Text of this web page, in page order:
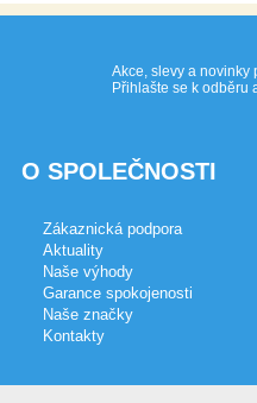
Akce, slevy a novinky
Přihlašte se k odběru
O SPOLEČNOSTI
Zákaznická podpora
Aktuality
Naše výhody
Garance spokojenosti
Naše značky
Kontakty